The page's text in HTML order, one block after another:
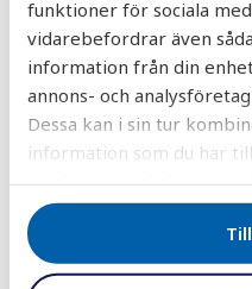
funktioner för sociala
vidarebefordrar även
information från din
annons- och
Dessa kan i sin tur
information som du har